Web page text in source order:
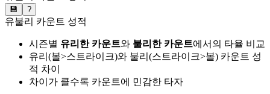
💾 ?
유불리 카운트 성적
시즌별 유리한 카운트와 불리한 카운트에서의 타율 비교
유리(볼>스트라이크)와 불리(스트라이크>볼) 카운트 성
적 차이
차이가 클수록 카운트에 민감한 타자